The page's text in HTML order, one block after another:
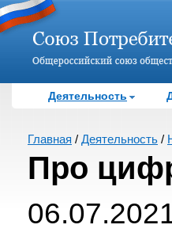
Деятельность
Главная / Деятельность /
Про